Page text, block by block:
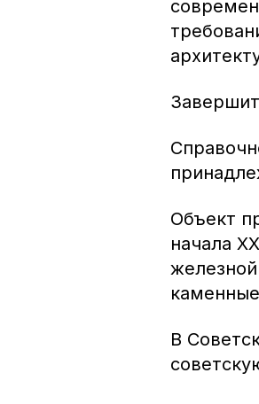
Объект
начала
В